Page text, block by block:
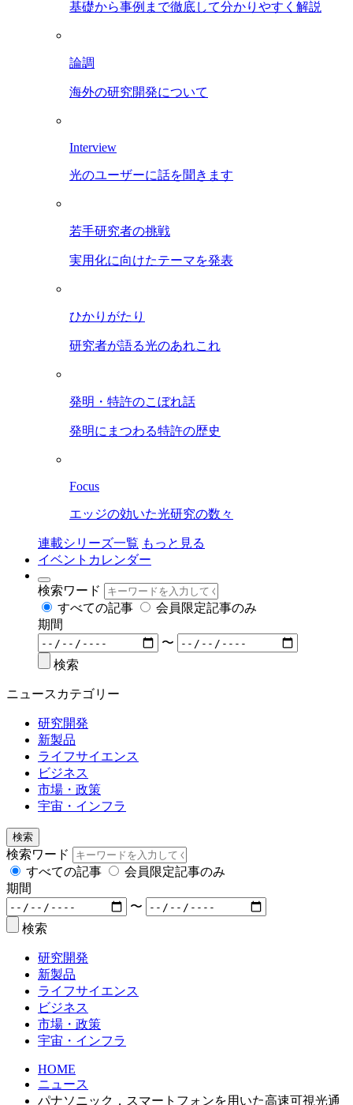
基礎から事例まで徹底して分かりやすく解説
論調
海外の研究開発について
Interview
光のユーザーに話を聞きます
若手研究者の挑戦
実用化に向けたテーマを発表
ひかりがたり
研究者が語る光のあれこれ
発明・特許のこぼれ話
発明にまつわる特許の歴史
Focus
エッジの効いた光研究の数々
連載シリーズ一覧 もっと見る
イベントカレンダー
検索ワード
すべての記事
会員限定記事のみ
期間
〜
検索
ニュースカテゴリー
研究開発
新製品
ライフサイエンス
ビジネス
市場・政策
宇宙・インフラ
検索
検索ワード
すべての記事
会員限定記事のみ
期間
〜
検索
研究開発
新製品
ライフサイエンス
ビジネス
市場・政策
宇宙・インフラ
HOME
ニュース
パナソニック，スマートフォンを用いた高速可視光通